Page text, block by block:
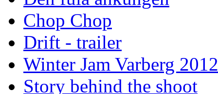
Chop Chop
Drift - trailer
Winter Jam Varberg 2012
Story behind the shoot